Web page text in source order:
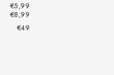
€5,99
€8,99
€49